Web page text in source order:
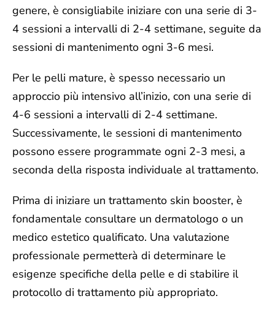
genere, è consigliabile iniziare con una serie di 3-
4 sessioni a intervalli di 2-4 settimane, seguite da
sessioni di mantenimento ogni 3-6 mesi.
Per le pelli mature, è spesso necessario un
approccio più intensivo all’inizio, con una serie di
4-6 sessioni a intervalli di 2-4 settimane.
Successivamente, le sessioni di mantenimento
possono essere programmate ogni 2-3 mesi, a
seconda della risposta individuale al trattamento.
Prima di iniziare un trattamento skin booster, è
fondamentale consultare un dermatologo o un
medico estetico qualificato. Una valutazione
professionale permetterà di determinare le
esigenze specifiche della pelle e di stabilire il
protocollo di trattamento più appropriato.